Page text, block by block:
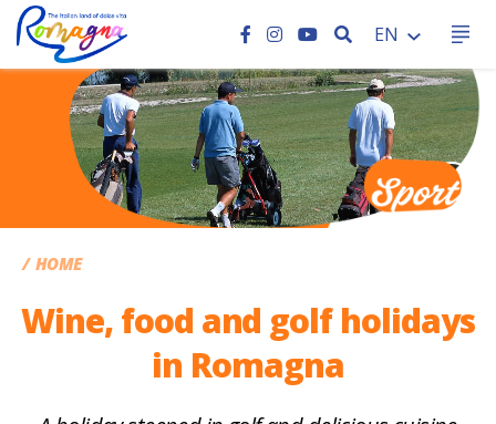
SEARCH
EN
CC
HOME
Wine, food and golf holidays
in Romagna